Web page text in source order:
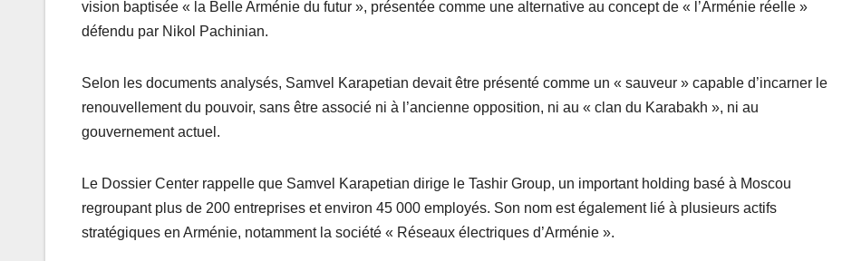
vision baptisée « la Belle Arménie du futur », présentée comme une alternative au concept de « l’Arménie réelle »
défendu par Nikol Pachinian.
Selon les documents analysés, Samvel Karapetian devait être présenté comme un « sauveur » capable d’incarner le
renouvellement du pouvoir, sans être associé ni à l’ancienne opposition, ni au « clan du Karabakh », ni au
gouvernement actuel.
Le Dossier Center rappelle que Samvel Karapetian dirige le Tashir Group, un important holding basé à Moscou
regroupant plus de 200 entreprises et environ 45 000 employés. Son nom est également lié à plusieurs actifs
stratégiques en Arménie, notamment la société « Réseaux électriques d’Arménie ».